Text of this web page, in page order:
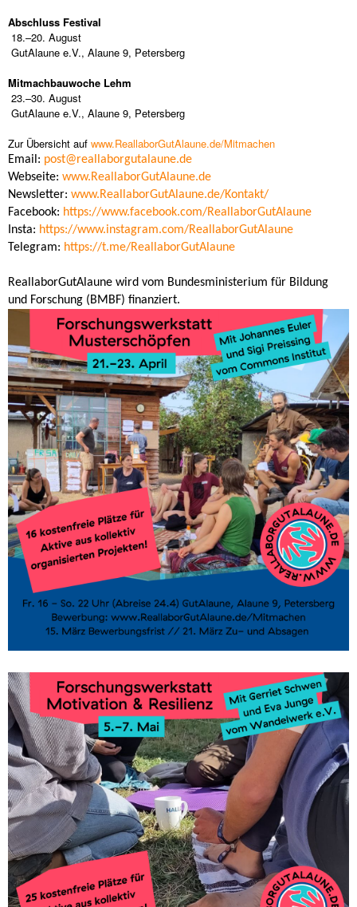
Abschluss Festival
18.–20. August
GutAlaune e.V., Alaune 9, Petersberg
Mitmachbauwoche Lehm
23.–30. August
GutAlaune e.V., Alaune 9, Petersberg
Zur Übersicht auf www.ReallaborGutAlaune.de/Mitmachen
Email: post@reallaborgutalaune.de
Webseite: www.ReallaborGutAlaune.de
Newsletter: www.ReallaborGutAlaune.de/Kontakt/
Facebook: https://www.facebook.com/ReallaborGutAlaune
Insta: https://www.instagram.com/ReallaborGutAlaune
Telegram: https://t.me/ReallaborGutAlaune
ReallaborGutAlaune wird vom Bundesministerium für Bildung
und Forschung (BMBF) finanziert.